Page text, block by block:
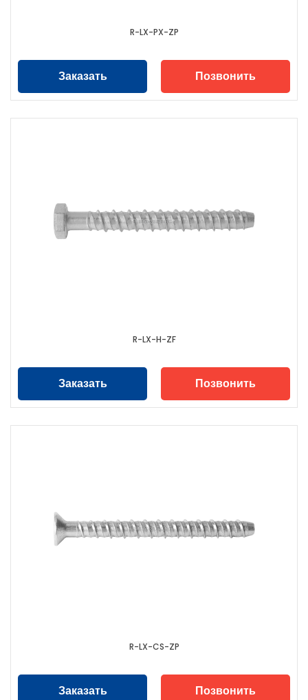
R-LX-PX-ZP
Заказать Позвонить
R-LX-H-ZF
Заказать Позвонить
R-LX-CS-ZP
Заказать Позвонить